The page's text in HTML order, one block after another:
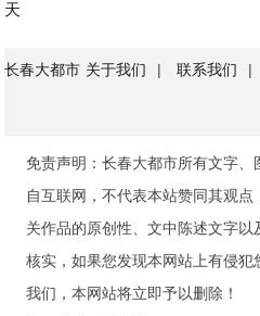
天
长春大都市 关于我们 | 联系我们 |
免责声明：长春大都市所有文字
自互联网，不代表本站赞同其观
关作品的原创性、文中陈述文字
核实，如果您发现本网站上有侵
我们，本网站将立即予以删除！